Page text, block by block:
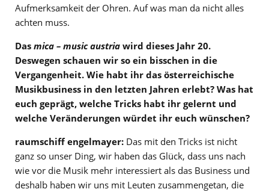
Aufmerksamkeit der Ohren. Auf was man da nicht alles
achten muss.
Das mica – music austria wird dieses Jahr 20.
Deswegen schauen wir so ein bisschen in die
Vergangenheit. Wie habt ihr das österreichische
Musikbusiness in den letzten Jahren erlebt? Was hat
euch geprägt, welche Tricks habt ihr gelernt und
welche Veränderungen würdet ihr euch wünschen?
raumschiff engelmayer: Das mit den Tricks ist nicht
ganz so unser Ding, wir haben das Glück, dass uns nach
wie vor die Musik mehr interessiert als das Business und
deshalb haben wir uns mit Leuten zusammengetan, die